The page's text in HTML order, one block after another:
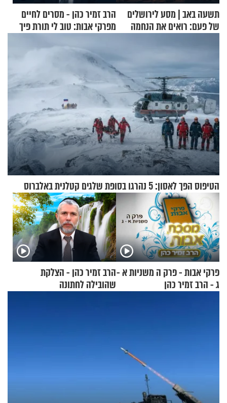
תשעה באב | מסע לירושלים
של פעם: רואים את הנחמה
הרב זמיר כהן - מסרים לחיים
מפרקי אבות: טוב לי תורת פיך
הטיפוס הפך לאסון: 5 נהרגו בסופת שלגים קטלנית באלברוס
פרקי אבות - פרק ה משניות א -
ג - הרב זמיר כהן
הרב זמיר כהן - הצלקת
שהובילה לחתונה